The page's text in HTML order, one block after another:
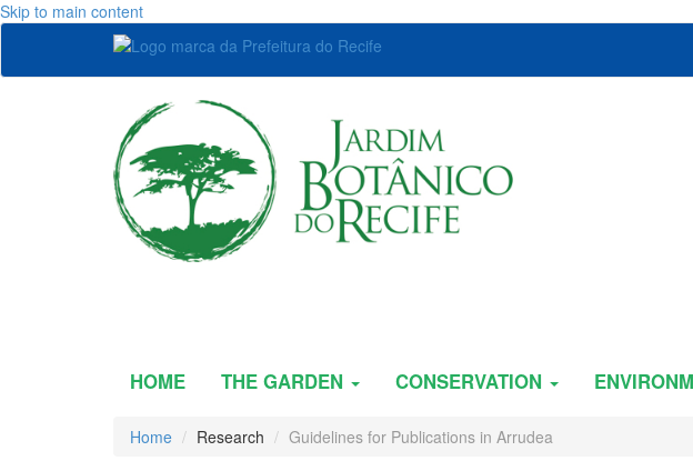
Skip to main content
HOME THE GARDEN CONSERVATION
Home Research Guidelines for Publications in Arrudea